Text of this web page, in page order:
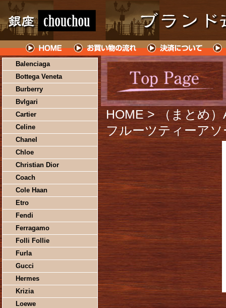
Balenciaga
Bottega Veneta
Burberry
Bvlgari
Cartier
Celine
Chanel
Chloe
Christian Dior
Coach
Cole Haan
Etro
Fendi
Ferragamo
Folli Follie
Furla
Gucci
Hermes
Krizia
Loewe
HOME > （まとめ
フルーツティーア